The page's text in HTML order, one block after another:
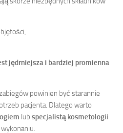
jędrniejsza i bardziej promienna
powinien być starannie
pacjenta. Dlatego warto
lub specjalistą kosmetologii